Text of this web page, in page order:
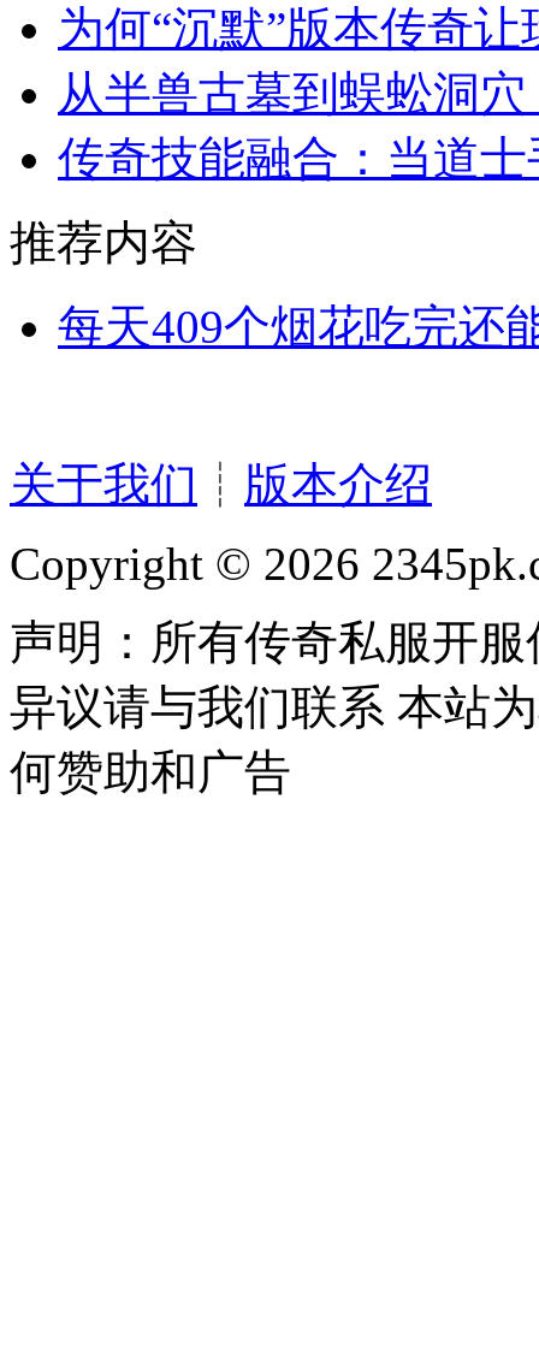
为何“沉默”版本传奇
从半兽古墓到蜈蚣洞
传奇技能融合：当道
推荐内容
每天409个烟花吃完还
关于我们 ┊ 版本介绍
Copyright © 2026
声明：所有传奇私服开
异议请与我们联系 本站
何赞助和广告